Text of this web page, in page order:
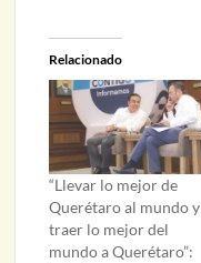
Relacionado
“Llevar lo mejor de
Querétaro al mundo y
traer lo mejor del
mundo a Querétaro”: